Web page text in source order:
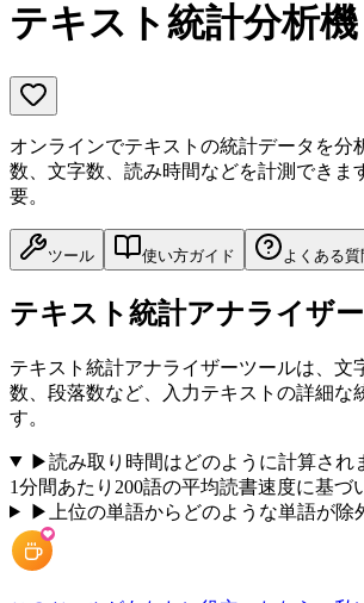
テキスト統計分析機
オンラインでテキストの統計データを分
数、文字数、読み時間などを計測できま
要。
ツール 使い方ガイド よくある質
テキスト統計アナライザー
テキスト統計アナライザーツールは、文
数、段落数など、入力テキストの詳細な
す。
▶読み取り時間はどのように計算され
1分間あたり200語の平均読書速度に基づ
▶
上位の単語からどのような単語が除